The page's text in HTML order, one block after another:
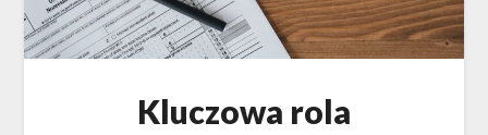
Kluczowa rola